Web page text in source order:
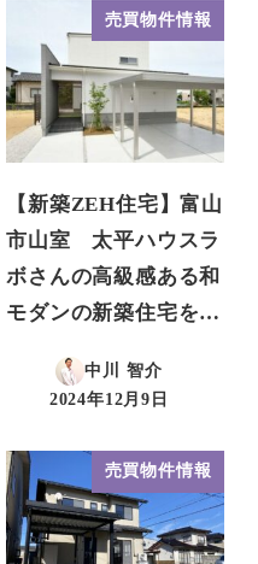
売買物件情報
【新築ZEH住宅】富山
市山室 太平ハウスラ
ボさんの高級感ある和
モダンの新築住宅を…
中川 智介
投稿日
2024年12月9日
売買物件情報